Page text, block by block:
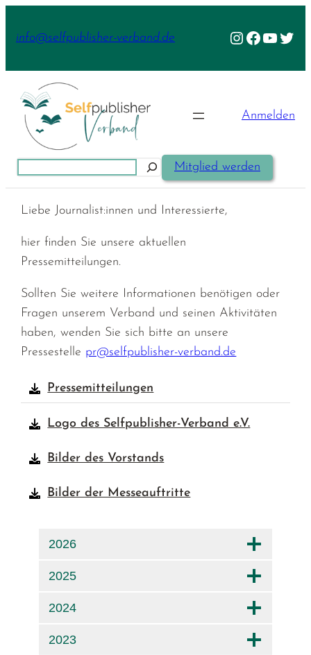
Inhalt
info@selfpublisher-verband.de Instagram
Facebook
Anmelden
Mitglied werden
Liebe Journalist:innen und Interessierte,
hier finden Sie unsere aktuellen
Pressemitteilungen.
Sollten Sie weitere Informationen benötigen oder
Fragen unserem Verband und seinen Aktivitäten
haben, wenden Sie sich bitte an unsere
Pressestelle pr@selfpublisher-verband.de
Pressemitteilungen
Logo des Selfpublisher-Verband e.V.
Bilder des Vorstands
Bilder der Messeauftritte
2026
2025
2024
2023